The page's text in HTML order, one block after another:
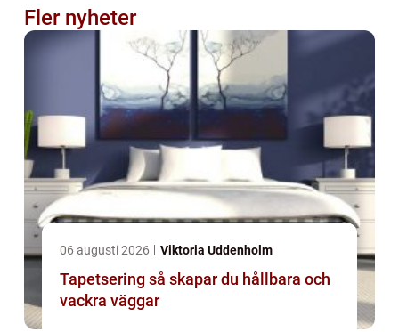
Fler nyheter
06 augusti 2026 Viktoria Uddenholm
Tapetsering så skapar du hållbara och
vackra väggar